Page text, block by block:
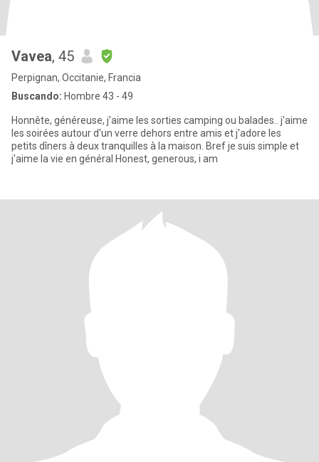
Vavea, 45
Perpignan, Occitanie, Francia
Buscando: Hombre 43 - 49
Honnête, généreuse, j'aime les sorties camping ou balades.. j'aime
les soirées autour d'un verre dehors entre amis et j'adore les
petits dîners à deux tranquilles à la maison. Bref je suis simple et
j'aime la vie en général Honest, generous, i am